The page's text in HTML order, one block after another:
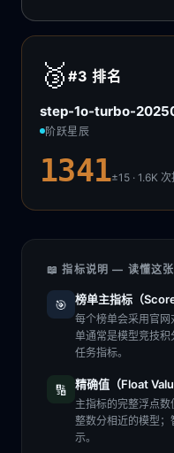
🥉 #3排名
step-1o-turbo-
阶跃星辰
1341±15 · 1.6K次
📖 指标说明 — 读懂这
🎯 榜单主指标（Score
每个榜单会采用官
单通常是模型竞技
任务指标。
🔢 精确值（Float
主指标的完整浮点
整数分相近的模型
示。